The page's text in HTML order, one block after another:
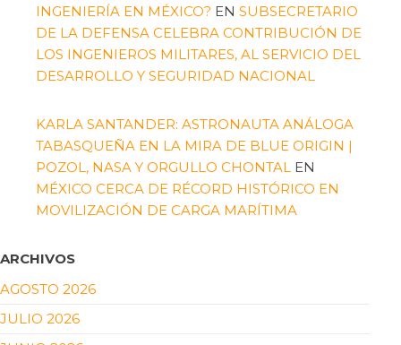
INGENIERÍA EN MÉXICO? EN SUBSECRETARIO
DE LA DEFENSA CELEBRA CONTRIBUCIÓN DE
LOS INGENIEROS MILITARES, AL SERVICIO DEL
DESARROLLO Y SEGURIDAD NACIONAL
KARLA SANTANDER: ASTRONAUTA ANÁLOGA
TABASQUEÑA EN LA MIRA DE BLUE ORIGIN |
POZOL, NASA Y ORGULLO CHONTAL EN
MÉXICO CERCA DE RÉCORD HISTÓRICO EN
MOVILIZACIÓN DE CARGA MARÍTIMA
ARCHIVOS
AGOSTO 2026
JULIO 2026